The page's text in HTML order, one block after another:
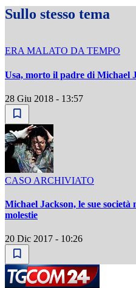
Sullo stesso tema
ERA MALATO DA TEMPO
Usa, morto il padre di Michael
28 Giu 2018 - 13:57
CASO ARCHIVIATO
Michael Jackson, le sue società
molestie
20 Dic 2017 - 10:26